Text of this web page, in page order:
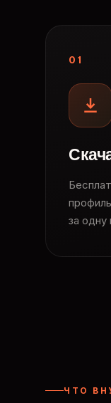
01
за одну
ЧТО